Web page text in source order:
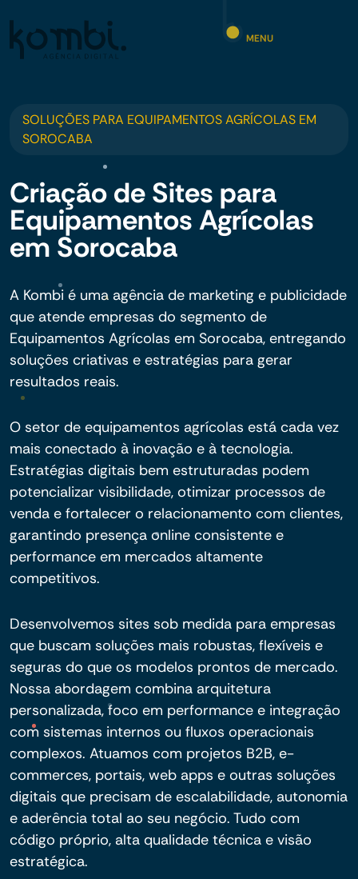
MENU
SOLUÇÕES PARA EQUIPAMENTOS AGRÍCOLAS EM
SOROCABA
Criação de Sites para
Equipamentos Agrícolas
em Sorocaba
A Kombi é uma agência de marketing e publicidade
que atende empresas do segmento de
Equipamentos Agrícolas em Sorocaba, entregando
soluções criativas e estratégias para gerar
resultados reais.
O setor de equipamentos agrícolas está cada vez
mais conectado à inovação e à tecnologia.
Estratégias digitais bem estruturadas podem
potencializar visibilidade, otimizar processos de
venda e fortalecer o relacionamento com clientes,
garantindo presença online consistente e
performance em mercados altamente
competitivos.
Desenvolvemos sites sob medida para empresas
que buscam soluções mais robustas, flexíveis e
seguras do que os modelos prontos de mercado.
Nossa abordagem combina arquitetura
personalizada, foco em performance e integração
com sistemas internos ou fluxos operacionais
complexos. Atuamos com projetos B2B, e-
commerces, portais, web apps e outras soluções
digitais que precisam de escalabilidade, autonomia
e aderência total ao seu negócio. Tudo com
código próprio, alta qualidade técnica e visão
estratégica.